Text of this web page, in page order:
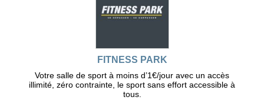
FITNESS PARK
Votre salle de sport à moins d’1€/jour avec un accès
illimité, zéro contrainte, le sport sans effort accessible à
tous.